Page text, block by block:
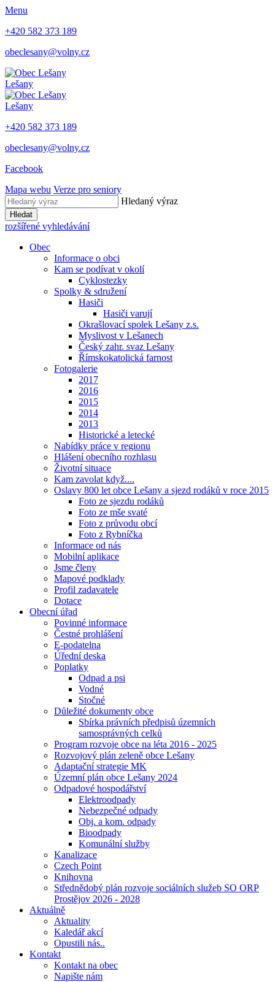
Menu
+420 582 373 189
obeclesany@volny.cz
Lešany
Lešany
+420 582 373 189
obeclesany@volny.cz
Facebook
Mapa webu Verze pro seniory
Hledaný výraz
Hledat
rozšířené vyhledávání
Obec
Informace o obci
Kam se podívat v okolí
Cyklostezky
Spolky & sdružení
Hasiči
Hasiči varují
Okrašlovací spolek Lešany z.s.
Myslivost v Lešanech
Český zahr. svaz Lešany
Římskokatolická farnost
Fotogalerie
2017
2016
2015
2014
2013
Historické a letecké
Nabídky práce v regionu
Hlášení obecního rozhlasu
Životní situace
Kam zavolat když....
Oslavy 800 let obce Lešany a sjezd rodáků v roce 2015
Foto ze sjezdu rodáků
Foto ze mše svaté
Foto z průvodu obcí
Foto z Rybníčka
Informace od nás
Mobilní aplikace
Jsme členy
Mapové podklady
Profil zadavatele
Dotace
Obecní úřad
Povinné informace
Čestné prohlášení
E-podatelna
Úřední deska
Poplatky
Odpad a psi
Vodné
Stočné
Důležité dokumenty obce
Sbírka právních předpisů územních
samosprávných celků
Program rozvoje obce na léta 2016 - 2025
Rozvojový plán zeleně obce Lešany
Adaptační strategie MK
Územní plán obce Lešany 2024
Odpadové hospodářství
Elektroodpady
Nebezpečné odpady
Obj. a kom. odpady
Bioodpady
Komunální služby
Kanalizace
Czech Point
Knihovna
Střednědobý plán rozvoje sociálních služeb SO ORP
Prostějov 2026 - 2028
Aktuálně
Aktuality
Kaledář akcí
Opustili nás..
Kontakt
Kontakt na obec
Napište nám